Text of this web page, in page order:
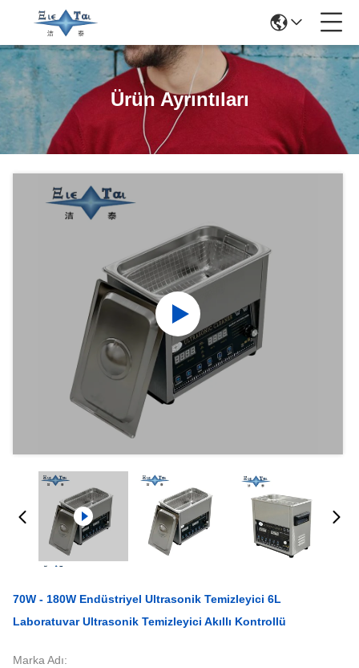
Ürün Ayrıntıları
70W - 180W Endüstriyel Ultrasonik Temizleyici 6L
Laboratuvar Ultrasonik Temizleyici Akıllı Kontrollü
Marka Adı: